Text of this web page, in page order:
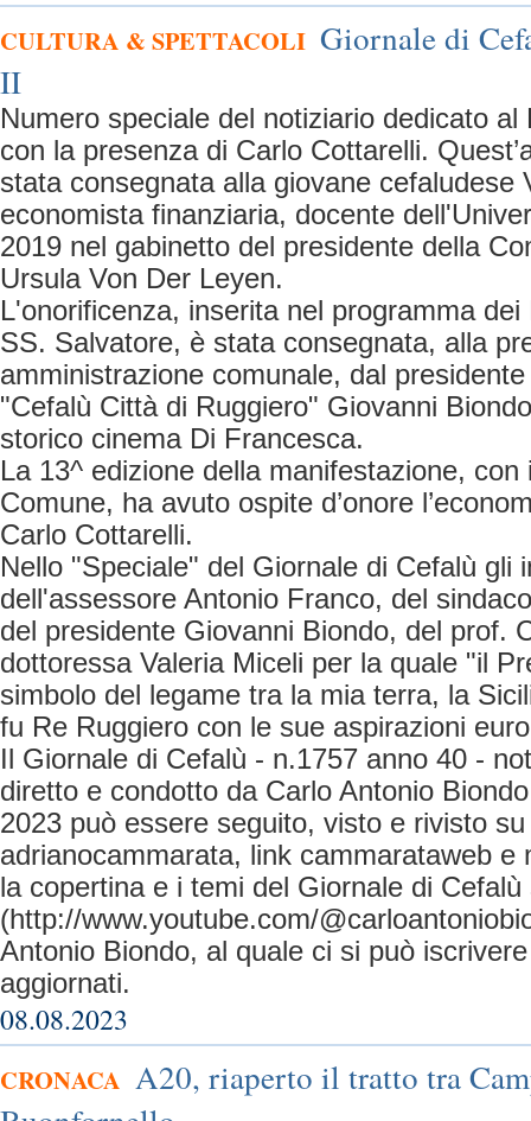
CULTURA & SPETTACOLI Giornale di
II
Numero speciale del notiziario dedicato
con la presenza di Carlo Cottarelli.
stata consegnata alla giovane cefaludese
economista finanziaria, docente
2019 nel gabinetto del presidente della
Ursula Von Der Leyen.
L'onorificenza, inserita nel programma
SS. Salvatore, è stata consegnata, alla
amministrazione comunale, dal
"Cefalù Città di Ruggiero" Giovanni
storico cinema Di Francesca.
La 13^ edizione della manifestazione, con
Comune, ha avuto ospite d’onore
Carlo Cottarelli.
Nello "Speciale" del Giornale di Cefalù gli
dell'assessore Antonio Franco, del
del presidente Giovanni Biondo, del prof.
dottoressa Valeria Miceli per la quale "il
simbolo del legame tra la mia terra, la
fu Re Ruggiero con le sue aspirazioni
Il Giornale di Cefalù - n.1757 anno 40 -
diretto e condotto da Carlo Antonio
2023 può essere seguito, visto e rivisto
adrianocammarata, link cammarataweb e
la copertina e i temi del Giornale di
(http://www.youtube.com/
Antonio Biondo, al quale ci si può
aggiornati.
08.08.2023
CRONACA A20, riaperto il tratto tra